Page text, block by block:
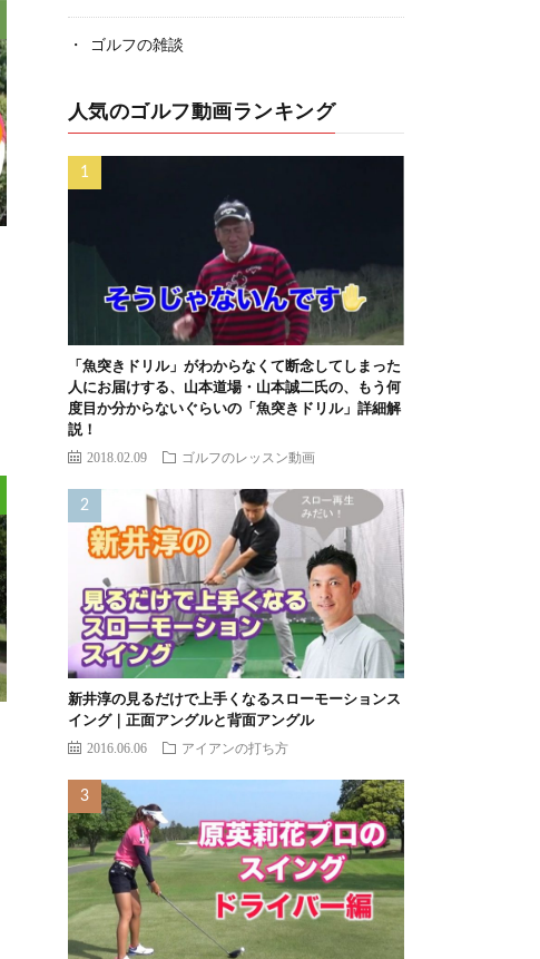
ゴルフの雑談
人気のゴルフ動画ランキング
「魚突きドリル」がわからなくて断念してしまった
人にお届けする、山本道場・山本誠二氏の、もう何
度目か分からないぐらいの「魚突きドリル」詳細解
説！
2018.02.09 ゴルフのレッスン動画
新井淳の見るだけで上手くなるスローモーションス
イング｜正面アングルと背面アングル
2016.06.06 アイアンの打ち方